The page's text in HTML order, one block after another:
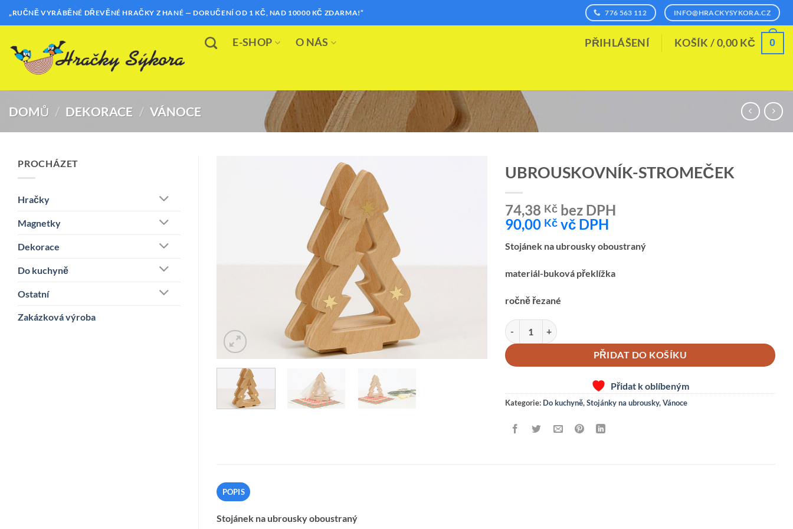
Přeskočit
„RUČNĚ VYRÁBĚNÉ DŘEVĚNÉ HRAČKY Z HANÉ — DORUČENÍ OD 1 KČ, NAD 10000 KČ ZDARMA!“ 776 563 112 INFO@HRACKYSYKORA.CZ
E-SHOP O NÁS PŘIHLÁŠENÍ KOŠÍK /0,00 KČ 0
DOMŮ / DEKORACE / VÁNOCE
PROCHÁZET
Hračky
Magnetky
Dekorace
Do kuchyně
Ostatní
Zakázková výroba
UBROUSKOVNÍK-STROMEČEK
74,38 Kčbez DPH
90,00 Kčvč DPH
Stojánek na ubrousky oboustraný
materiál-buková překlížka
ročně řezané
UBROUSKOVNÍK-STROMEČEK množství
PŘIDAT DO KOŠÍKU
Přidat k oblíbeným
Kategorie: Do kuchyně,Stojánky na ubrousky,Vánoce
POPIS
Stojánek na ubrousky oboustraný